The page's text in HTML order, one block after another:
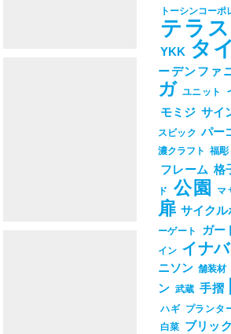
トーシンコーポ
テラス
YKK タ
ーデンファ
ガ ユニット
モミジ サイ
スビック パー
濃クラフト 福彫
フレーム 格
ド
公園 マ
扉 サイクル
ーゲート
ガー
イン イナバ
ニソン 舗装材
ン 武蔵 手摺
ハギ プランタ
白菜 ブリック